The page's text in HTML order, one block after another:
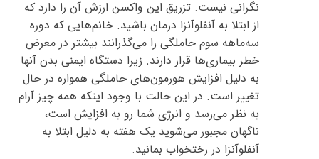
نگرانی نیست. تزریق این واکسن ارزش آن را دارد که
از ابتلا به آنفلوآنزا درمان باشید. خانم‌هایی که دوره
سه‌ماهه سوم حاملگی را می‌گذرانند بیشتر در معرض
خطر بیماری‌ها قرار دارند. زیرا دستگاه ایمنی بدن آنها
به دلیل افزایش هورمون‌های حاملگی همواره در حال
تغییر است. در این حالت با وجود اینکه همه چیز آرام
به نظر می‌رسد و انرژی شما رو به افزایش است،
ناگهان مجبور می‌شوید یک هفته به دلیل ابتلا به
آنفلوآنزا در رختخواب بمانید.